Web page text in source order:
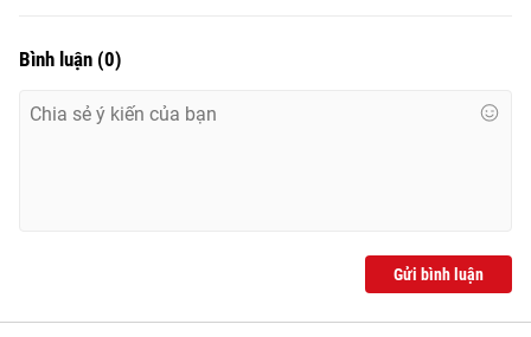
Theo dõi báo trên
Giấy phép hoạt động báo in và báo điện tử số 483/GP-BTTTT
Bình luận (0)
Gửi bình luận